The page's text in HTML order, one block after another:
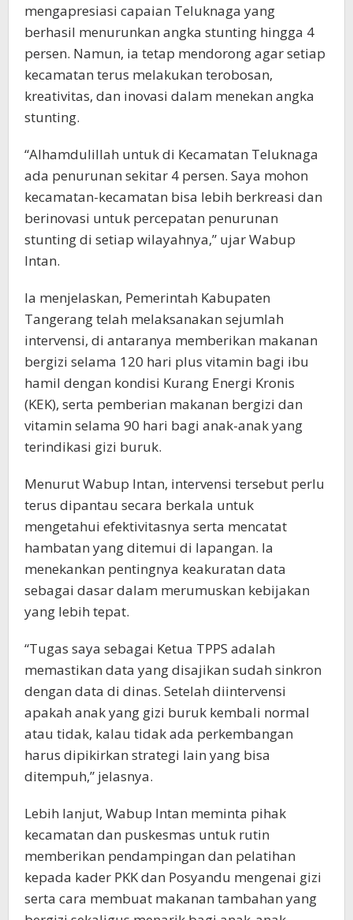
mengapresiasi capaian Teluknaga yang
berhasil menurunkan angka stunting hingga 4
persen. Namun, ia tetap mendorong agar setiap
kecamatan terus melakukan terobosan,
kreativitas, dan inovasi dalam menekan angka
stunting.
“Alhamdulillah untuk di Kecamatan Teluknaga
ada penurunan sekitar 4 persen. Saya mohon
kecamatan-kecamatan bisa lebih berkreasi dan
berinovasi untuk percepatan penurunan
stunting di setiap wilayahnya,” ujar Wabup
Intan.
Ia menjelaskan, Pemerintah Kabupaten
Tangerang telah melaksanakan sejumlah
intervensi, di antaranya memberikan makanan
bergizi selama 120 hari plus vitamin bagi ibu
hamil dengan kondisi Kurang Energi Kronis
(KEK), serta pemberian makanan bergizi dan
vitamin selama 90 hari bagi anak-anak yang
terindikasi gizi buruk.
Menurut Wabup Intan, intervensi tersebut perlu
terus dipantau secara berkala untuk
mengetahui efektivitasnya serta mencatat
hambatan yang ditemui di lapangan. Ia
menekankan pentingnya keakuratan data
sebagai dasar dalam merumuskan kebijakan
yang lebih tepat.
“Tugas saya sebagai Ketua TPPS adalah
memastikan data yang disajikan sudah sinkron
dengan data di dinas. Setelah diintervensi
apakah anak yang gizi buruk kembali normal
atau tidak, kalau tidak ada perkembangan
harus dipikirkan strategi lain yang bisa
ditempuh,” jelasnya.
Lebih lanjut, Wabup Intan meminta pihak
kecamatan dan puskesmas untuk rutin
memberikan pendampingan dan pelatihan
kepada kader PKK dan Posyandu mengenai gizi
serta cara membuat makanan tambahan yang